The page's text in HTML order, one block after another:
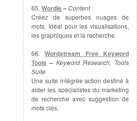
65.Wordle–Content
Créez de superbes nuages de
mots. Idéal pour les visualisations,
les graphiques et la recherche.
66.Wordstream Free Keyword
Tools – Keyword Research, Tools
Suite
Une suite intégrée action destiné à
aider les spécialistes du marketing
de recherche avec suggestion de
mots clés.